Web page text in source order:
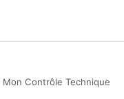
Mon Contrôle Technique